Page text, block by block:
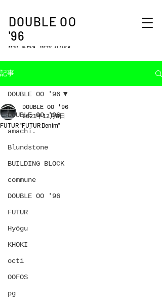
DOUBLE OO
'96
33°35′ 10.774″N 130°23′ 42.048″W
記事
DOUBLE OO '96
amachi.
Blundstone
BUILDING BLOCK
commune
DOUBLE OO '96
FUTUR
Hyōgu
KHOKI
octi
OOFOS
pg
DOUBLE OO '96
FUTUR "FUTUR Denim"
DOUBLE OO '96
2021年12月8日